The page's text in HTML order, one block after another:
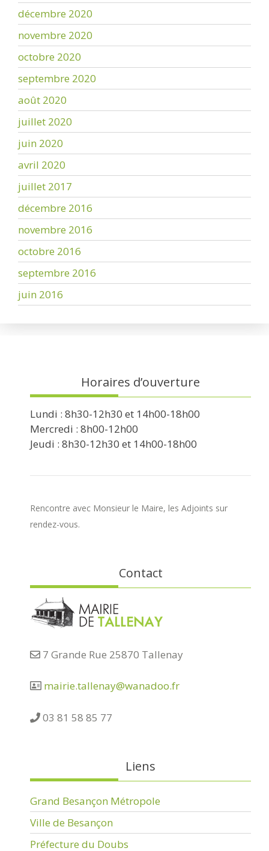
décembre 2020
novembre 2020
octobre 2020
septembre 2020
août 2020
juillet 2020
juin 2020
avril 2020
juillet 2017
décembre 2016
novembre 2016
octobre 2016
septembre 2016
juin 2016
Horaires d’ouverture
Lundi : 8h30-12h30 et 14h00-18h00
Mercredi : 8h00-12h00
Jeudi : 8h30-12h30 et 14h00-18h00
Rencontre avec Monsieur le Maire, les Adjoints sur
rendez-vous.
Contact
7 Grande Rue 25870 Tallenay
mairie.tallenay@wanadoo.fr
03 81 58 85 77
Liens
Grand Besançon Métropole
Ville de Besançon
Préfecture du Doubs